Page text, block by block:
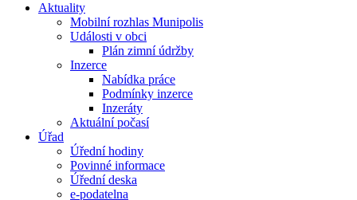
Aktuality
Mobilní rozhlas Munipolis
Události v obci
Plán zimní údržby
Inzerce
Nabídka práce
Podmínky inzerce
Inzeráty
Aktuální počasí
Úřad
Úřední hodiny
Povinné informace
Úřední deska
e-podatelna